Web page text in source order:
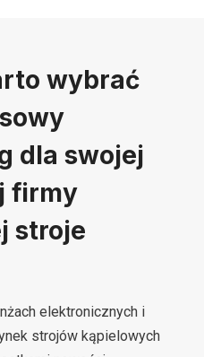
wybrać
dla swojej
firmy
stroje
elektronicznych i
strojów kąpielowych